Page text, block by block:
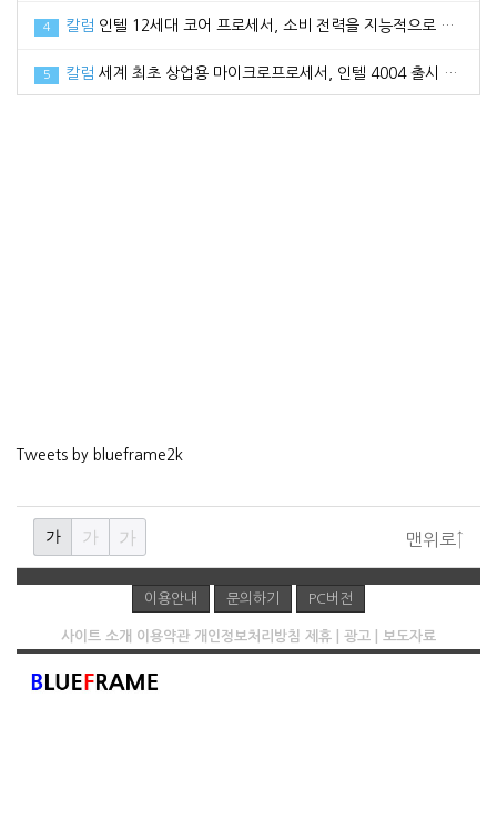
4 칼럼 인텔 12세대 코어 프로세서, 소비 전력을 지능적으로 활용하는 방법
5 칼럼 세계 최초 상업용 마이크로프로세서, 인텔 4004 출시 50주년
Tweets by blueframe2k
맨위로↑
가 가 가
이용안내 문의하기 PC버전
사이트 소개 이용약관 개인정보처리방침 제휴 | 광고 | 보도자료